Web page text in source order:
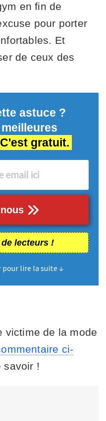
en fin de
pour porter
Et
de ceux des
astuce ?
C'est gratuit.
lecteurs !
lire la suite ↓
victime de la mode
ci-
savoir !